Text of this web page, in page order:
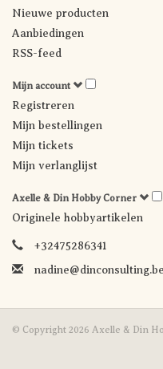
Nieuwe producten
Aanbiedingen
RSS-feed
Mijn account
Registreren
Mijn bestellingen
Mijn tickets
Mijn verlanglijst
Axelle & Din Hobby Corner
Originele hobbyartikelen
+32475286341
nadine@dinconsulting.be
© Copyright 2026 Axelle & Din